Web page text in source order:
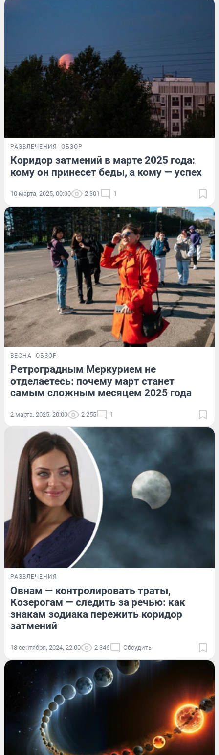
РАЗВЛЕЧЕНИЯ ОБЗОР
Коридор затмений в марте 2025 года:
кому он принесет беды, а кому — успех
10 марта, 2025, 00:00 2 301 1
ВЕСНА ОБЗОР
Ретроградным Меркурием не
отделаетесь: почему март станет
самым сложным месяцем 2025 года
2 марта, 2025, 20:00 2 255 1
РАЗВЛЕЧЕНИЯ
Овнам — контролировать траты,
Козерогам — следить за речью: как
знакам зодиака пережить коридор
затмений
18 сентября, 2024, 22:00 2 346 Обсудить